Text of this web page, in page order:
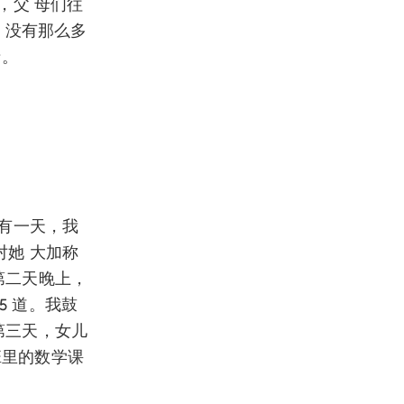
父 母们往
有那么多
一天，我
她 大加称
天晚上，
道。我鼓
三天，女儿
的数学课